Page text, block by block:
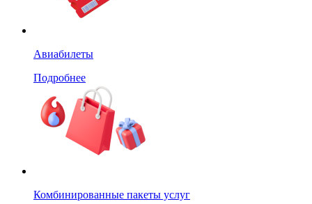
Авиабилеты
Подробнее
Комбинированные пакеты услуг